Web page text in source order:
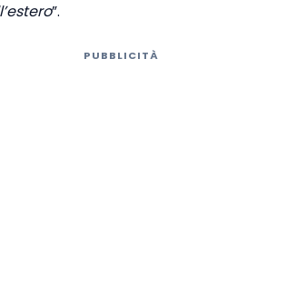
”.
PUBBLICITÀ